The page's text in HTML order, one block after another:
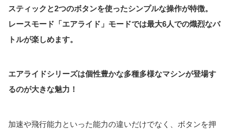
スティックと2つのボタンを使ったシンプルな操作が特徴。
レースモード「エアライド」モードでは最大6人での熾烈なバ
トルが楽しめます。
エアライドシリーズは個性豊かな多種多様なマシンが登場す
るのが大きな魅力！
加速や飛行能力といった能力の違いだけでなく、ボタンを押